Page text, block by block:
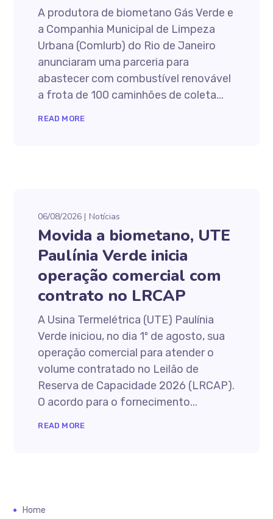
A produtora de biometano Gás Verde e
a Companhia Municipal de Limpeza
Urbana (Comlurb) do Rio de Janeiro
anunciaram uma parceria para
abastecer com combustível renovável
a frota de 100 caminhões de coleta...
READ MORE
06/08/2026 Notícias
Movida a biometano, UTE
Paulínia Verde inicia
operação comercial com
contrato no LRCAP
A Usina Termelétrica (UTE) Paulínia
Verde iniciou, no dia 1º de agosto, sua
operação comercial para atender o
volume contratado no Leilão de
Reserva de Capacidade 2026 (LRCAP).
O acordo para o fornecimento...
READ MORE
Home